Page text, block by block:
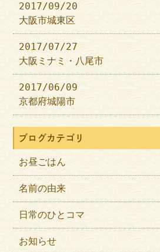
2017/09/20
大阪市城東区
2017/07/27
大阪ミナミ・八尾市
2017/06/09
京都府城陽市
ブログカテゴリ
お昼ごはん
名前の由来
日常のひとコマ
お知らせ